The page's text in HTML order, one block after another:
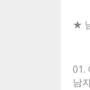
★
01.
남